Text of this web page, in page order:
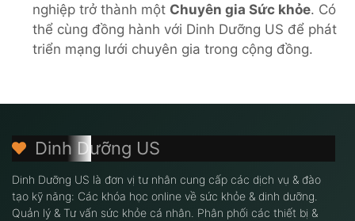
nghiệp trở thành một Chuyên gia Sức khỏe. Có
thể cùng đồng hành với Dinh Dưỡng US để phát
triển mạng lưới chuyên gia trong cộng đồng.
Dinh Dưỡng US
Dinh Dưỡng US là đơn vị tư nhân cung cấp các dịch vụ & đào
tạo kỹ năng: Các khóa học online về sức khỏe & dinh dưỡng.
Quản lý & Tư vấn sức khỏe cá nhân. Phân phối các thiết bị &